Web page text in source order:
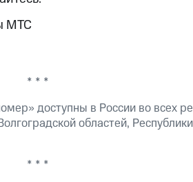
МТС
* * *
доступны в России во всех
областей,
* * *